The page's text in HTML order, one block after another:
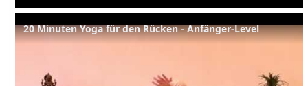
20 Minuten Yoga für den Rücken - Anfänger-Level